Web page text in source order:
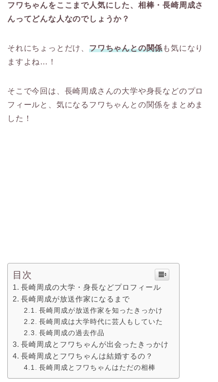
フワちゃんをここまで人気にした、相棒・長崎周成さ
んってどんな人なのでしょうか？
それにちょっとだけ、 フワちゃんとの関係も気になり
ますよね…！
そこで今回は、長崎周成さんの大学や身長などのプロ
フィールと、気になるフワちゃんとの関係をまとめま
した！
目次
長崎周成の大学・身長などプロフィール
長崎周成が放送作家になるまで
長崎周成が放送作家を知ったきっかけ
長崎周成は大学時代に芸人もしていた
長崎周成の過去作品
長崎周成とフワちゃんが出会ったきっかけ
長崎周成とフワちゃんは結婚するの？
長崎周成とフワちゃんはただの相棒